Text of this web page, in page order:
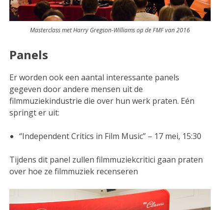
Masterclass met Harry Gregson-Williams op de FMF van 2016
Panels
Er worden ook een aantal interessante panels
gegeven door andere mensen uit de
filmmuziekindustrie die over hun werk praten. Eén
springt er uit:
“Independent Critics in Film Music” – 17 mei, 15:30
Tijdens dit panel zullen filmmuziekcritici gaan praten
over hoe ze filmmuziek recenseren